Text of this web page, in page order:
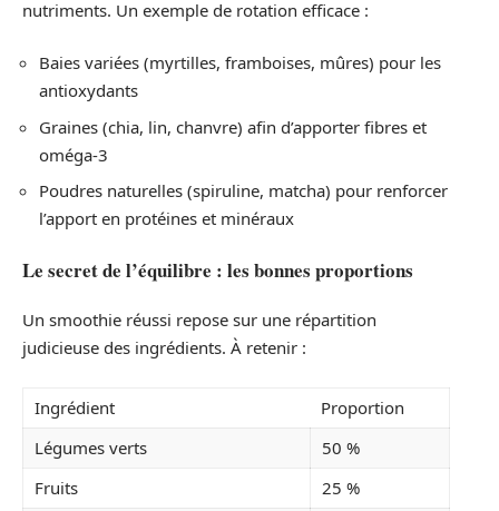
nutriments. Un exemple de rotation efficace :
Baies variées (myrtilles, framboises, mûres) pour les
antioxydants
Graines (chia, lin, chanvre) afin d’apporter fibres et
oméga-3
Poudres naturelles (spiruline, matcha) pour renforcer
l’apport en protéines et minéraux
Le secret de l’équilibre : les bonnes proportions
Un smoothie réussi repose sur une répartition
judicieuse des ingrédients. À retenir :
Ingrédient
Proportion
Légumes verts
50 %
Fruits
25 %